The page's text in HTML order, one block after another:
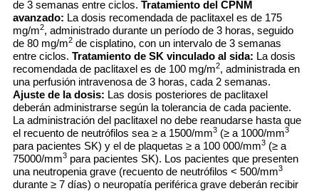
de 3 semanas entre ciclos. Tratamiento del CPNM
avanzado: La dosis recomendada de paclitaxel es de 175
mg/m2, administrado durante un período de 3 horas, seguido
de 80 mg/m2 de cisplatino, con un intervalo de 3 semanas
entre ciclos. Tratamiento de SK vinculado al sida: La dosis
recomendada de paclitaxel es de 100 mg/m2, administrada en
una perfusión intravenosa de 3 horas, cada 2 semanas.
Ajuste de la dosis: Las dosis posteriores de paclitaxel
deberán administrarse según la tolerancia de cada paciente.
La administración del paclitaxel no debe reanudarse hasta que
el recuento de neutrófilos sea ≥ a 1500/mm3 (≥ a 1000/mm3
para pacientes SK) y el de plaquetas ≥ a 100 000/mm3 (≥ a
75000/mm3 para pacientes SK). Los pacientes que presenten
una neutropenia grave (recuento de neutrófilos < 500/mm3
durante ≥ 7 días) o neuropatía periférica grave deberán recibir